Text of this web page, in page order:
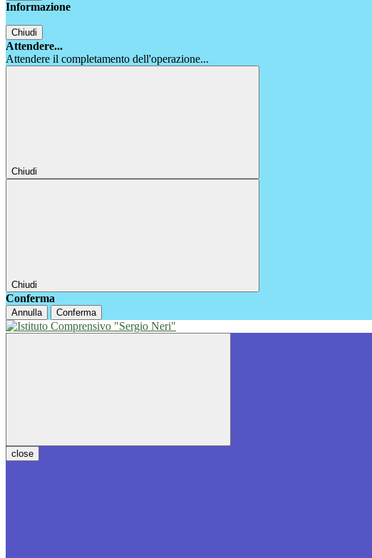
Informazione
Chiudi
Attendere...
Attendere il completamento dell'operazione...
Chiudi
Chiudi
Conferma
Annulla Conferma
close